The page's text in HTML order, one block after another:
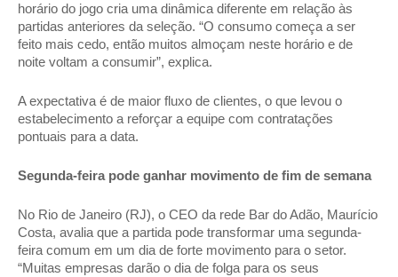
horário do jogo cria uma dinâmica diferente em relação às
partidas anteriores da seleção. “O consumo começa a ser
feito mais cedo, então muitos almoçam neste horário e de
noite voltam a consumir”, explica.
A expectativa é de maior fluxo de clientes, o que levou o
estabelecimento a reforçar a equipe com contratações
pontuais para a data.
Segunda-feira pode ganhar movimento de fim de semana
No Rio de Janeiro (RJ), o CEO da rede Bar do Adão, Maurício
Costa, avalia que a partida pode transformar uma segunda-
feira comum em um dia de forte movimento para o setor.
“Muitas empresas darão o dia de folga para os seus